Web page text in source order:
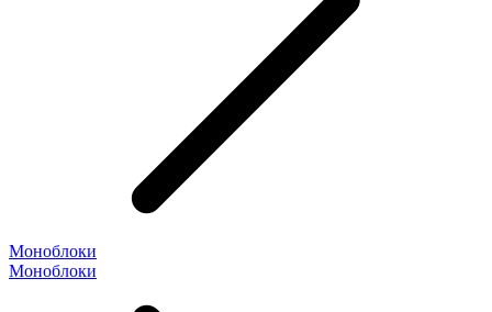
Моноблоки
Моноблоки